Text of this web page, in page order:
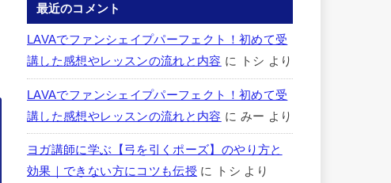
最近のコメント
LAVAでファンシェイプパーフェクト！初めて受
講した感想やレッスンの流れと内容 に トシ より
LAVAでファンシェイプパーフェクト！初めて受
講した感想やレッスンの流れと内容 に みー より
ヨガ講師に学ぶ【弓を引くポーズ】のやり方と
効果｜できない方にコツも伝授 に トシ より